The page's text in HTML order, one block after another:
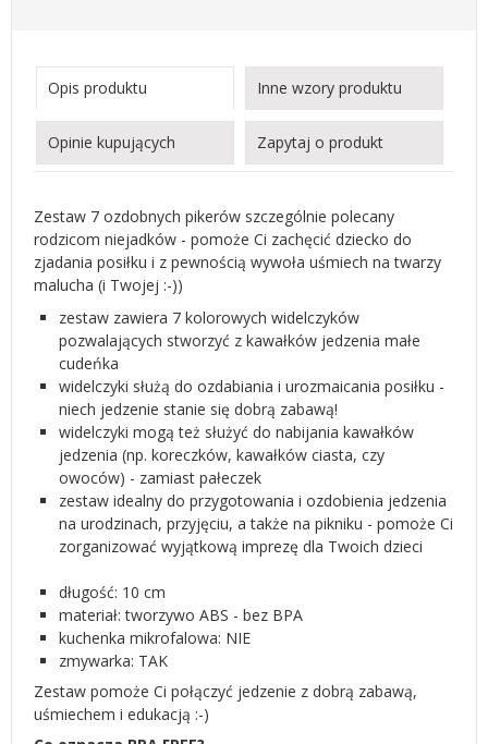
Opis produktu Inne wzory produktu
Opinie kupujących Zapytaj o produkt
Zestaw 7 ozdobnych pikerów szczególnie polecany
rodzicom niejadków - pomoże Ci zachęcić dziecko do
zjadania posiłku i z pewnością wywoła uśmiech na twarzy
malucha (i Twojej :-))
zestaw zawiera 7 kolorowych widelczyków
pozwalających stworzyć z kawałków jedzenia małe
cudeńka
widelczyki służą do ozdabiania i urozmaicania posiłku -
niech jedzenie stanie się dobrą zabawą!
widelczyki mogą też służyć do nabijania kawałków
jedzenia (np. koreczków, kawałków ciasta, czy
owoców) - zamiast pałeczek
zestaw idealny do przygotowania i ozdobienia jedzenia
na urodzinach, przyjęciu, a także na pikniku - pomoże Ci
zorganizować wyjątkową imprezę dla Twoich dzieci
długość: 10 cm
materiał: tworzywo ABS - bez BPA
kuchenka mikrofalowa: NIE
zmywarka: TAK
Zestaw pomoże Ci połączyć jedzenie z dobrą zabawą,
uśmiechem i edukacją :-)